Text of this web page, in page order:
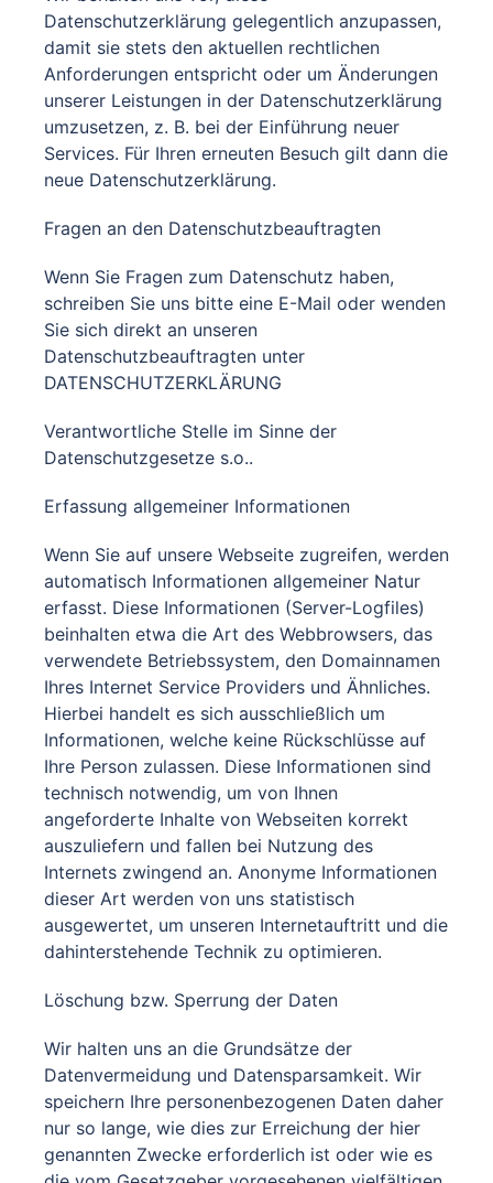
Datenschutzerklärung gelegentlich anzupassen,
damit sie stets den aktuellen rechtlichen
Anforderungen entspricht oder um Änderungen
unserer Leistungen in der Datenschutzerklärung
umzusetzen, z. B. bei der Einführung neuer
Services. Für Ihren erneuten Besuch gilt dann die
neue Datenschutzerklärung.
Fragen an den Datenschutzbeauftragten
Wenn Sie Fragen zum Datenschutz haben,
schreiben Sie uns bitte eine E-Mail oder wenden
Sie sich direkt an unseren
Datenschutzbeauftragten unter
DATENSCHUTZERKLÄRUNG
Verantwortliche Stelle im Sinne der
Datenschutzgesetze s.o..
Erfassung allgemeiner Informationen
Wenn Sie auf unsere Webseite zugreifen, werden
automatisch Informationen allgemeiner Natur
erfasst. Diese Informationen (Server-Logfiles)
beinhalten etwa die Art des Webbrowsers, das
verwendete Betriebssystem, den Domainnamen
Ihres Internet Service Providers und Ähnliches.
Hierbei handelt es sich ausschließlich um
Informationen, welche keine Rückschlüsse auf
Ihre Person zulassen. Diese Informationen sind
technisch notwendig, um von Ihnen
angeforderte Inhalte von Webseiten korrekt
auszuliefern und fallen bei Nutzung des
Internets zwingend an. Anonyme Informationen
dieser Art werden von uns statistisch
ausgewertet, um unseren Internetauftritt und die
dahinterstehende Technik zu optimieren.
Löschung bzw. Sperrung der Daten
Wir halten uns an die Grundsätze der
Datenvermeidung und Datensparsamkeit. Wir
speichern Ihre personenbezogenen Daten daher
nur so lange, wie dies zur Erreichung der hier
genannten Zwecke erforderlich ist oder wie es